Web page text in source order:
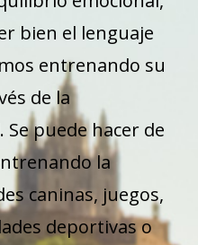
bien el lenguaje
entrenando su
de la
puede hacer de
la
caninas, juegos,
deportivas o